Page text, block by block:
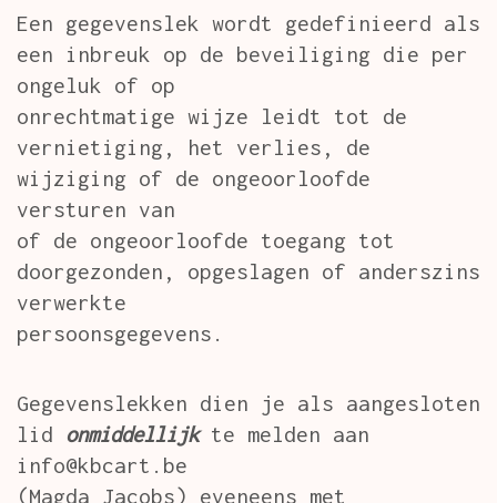
Een gegevenslek wordt gedefinieerd als
een inbreuk op de beveiliging die per
ongeluk of op
onrechtmatige wijze leidt tot de
vernietiging, het verlies, de
wijziging of de ongeoorloofde
versturen van
of de ongeoorloofde toegang tot
doorgezonden, opgeslagen of anderszins
verwerkte
persoonsgegevens.
Gegevenslekken dien je als aangesloten
lid onmiddellijk te melden aan
info@kbcart.be
(Magda Jacobs) eveneens met